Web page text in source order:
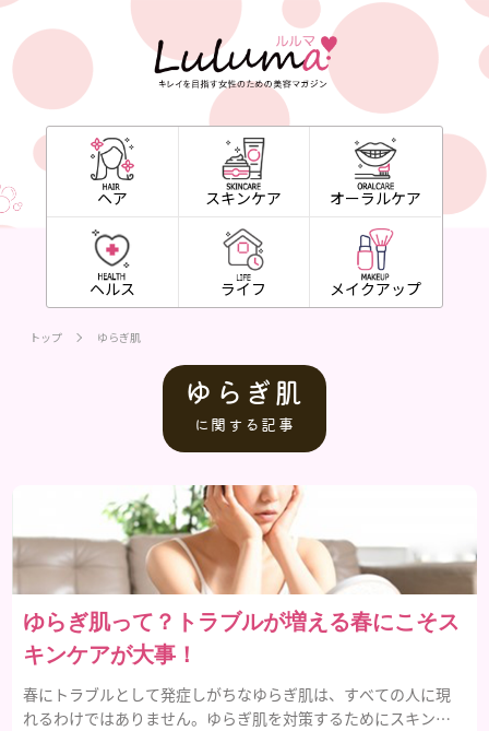
ヘア スキンケア オーラルケア
ヘルス ライフ メイクアップ
トップ ゆらぎ肌
ゆらぎ肌
に関する記事
ゆらぎ肌って？トラブルが増える春にこそス
キンケアが大事！
春にトラブルとして発症しがちなゆらぎ肌は、すべての人に現
れるわけではありません。ゆらぎ肌を対策するためにスキンケ